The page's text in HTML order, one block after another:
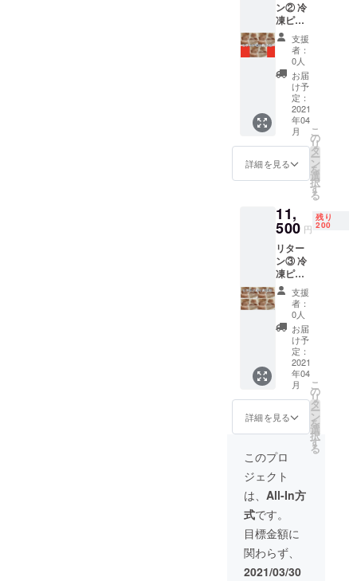
コ豚、四元
豚、馬刺
し、キャビ
ア、トリ
フ、フォア
グラ、ピラ
ルク白身、
ダチョウ、
ワニ、地鶏
など。
合鴨加熱加
工品、ロー
ストビー
フ、ロース
トポーク、
ベーコン、
生ハム、変
ジ、高級弁
当食材、お
材など。
販売先 全
国の食品卸
問屋様
冷凍便
賞味期
限
2022年
ン② 冷
凍ピラ
ルクの
白身15
枚
500gx3
袋=1.5
100gあ
たり756
円を
→100g
あたり
586.6円
み 発送
はヤマ
ト運輸
クール
冷凍便
賞味期
限
2022年
支援
者：
0人
お届
け予
定：
2021
年04
月
詳細を見る
こ
の
リ
タ
ー
ン
を
選
択
す
る
11,
500 円
残り
200
リター
ン③ 冷
凍ピラ
ルクの
白身20
枚
500gx4
袋＝2㎏
通常
100gあ
たり756
円を
→100g
あたり
575円
み税込
み 発送
はヤマ
ト運輸
クール
冷凍便
賞味期
限
2022年
1月
支援
者：
0人
お届
け予
定：
2021
年04
月
詳細を見る
こ
の
リ
タ
ー
ン
を
選
択
す
る
このプロ
ジェクト
は、 All-In方
式です。
目標金額に
関わらず、
2021/03/30